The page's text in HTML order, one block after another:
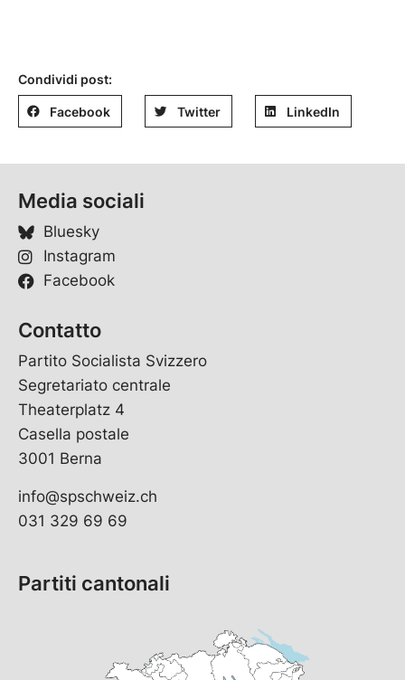
Condividi post:
Facebook Twitter LinkedIn
Media sociali
Bluesky
Instagram
Facebook
Contatto
Partito Socialista Svizzero
Segretariato centrale
Theaterplatz 4
Casella postale
3001 Berna
info@spschweiz.ch
031 329 69 69
Partiti cantonali